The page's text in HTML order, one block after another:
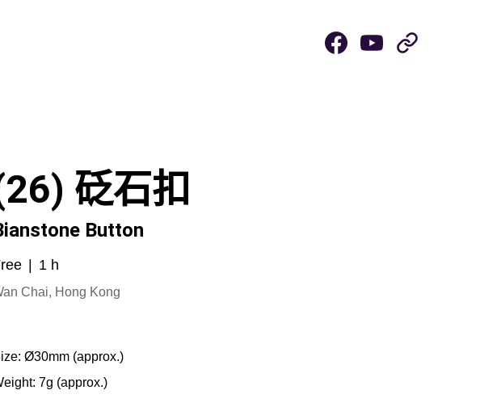
砭石扣
Button
1 h
Chai, Hong Kong
Ø30mm (approx.)
7g (approx.)